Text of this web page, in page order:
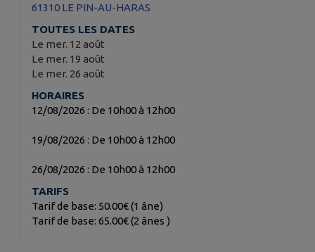
61310 LE PIN-AU-HARAS
TOUTES LES DATES
Le mer. 12 août
Le mer. 19 août
Le mer. 26 août
HORAIRES
12/08/2026 : De 10h00 à 12h00
19/08/2026 : De 10h00 à 12h00
26/08/2026 : De 10h00 à 12h00
TARIFS
Tarif de base: 50.00€ (1 âne)
Tarif de base: 65.00€ (2 ânes )